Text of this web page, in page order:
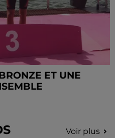
ET UNE
Voir plus